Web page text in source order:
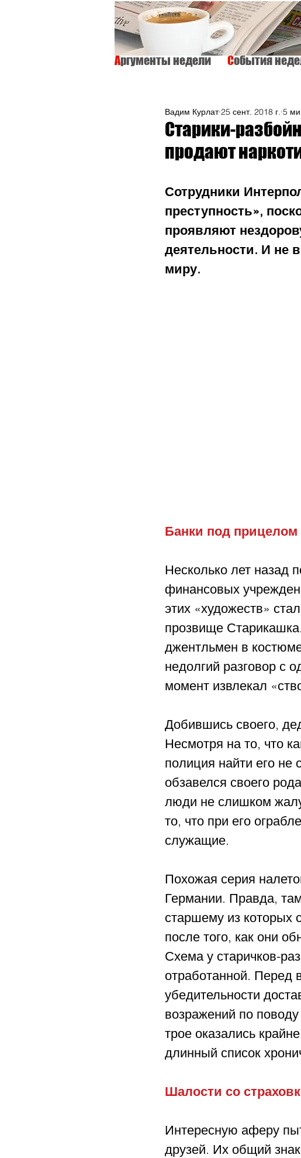
Аргументы неделиСобытия
Старики-
продают
Вадим Курлат 25 сент. 2018 г. 5
Сотрудники
преступность»,
проявляют
деятельности. И не
миру.
Банки под прицелом
Несколько лет назад
финансовых
этих «художеств»
прозвище
джентльмен в
недолгий разговор с
момент извлекал
Добившись своего,
Несмотря на то, что
полиция найти его
обзавелся своего
люди не слишком
то, что при его
служащие.
Похожая серия
Германии. Правда,
старшему из которых
после того, как они
Схема у старичков-
отработанной. Перед
убедительности
возражений по
трое оказались
длинный список
Шалости со
Интересную аферу
друзей. Их общий